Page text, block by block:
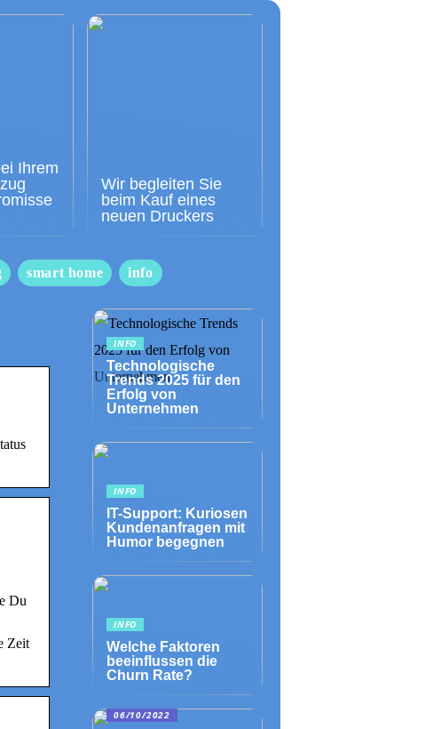
Ihrem
Wir begleiten Sie
beim Kauf eines
neuen Druckers
smart home info
Du
Zeit
INFO
Technologische
Trends 2025 für den
Erfolg von
Unternehmen
INFO
IT-Support: Kuriosen
Kundenanfragen mit
Humor begegnen
INFO
Welche Faktoren
beeinflussen die
Churn Rate?
06/10/2022